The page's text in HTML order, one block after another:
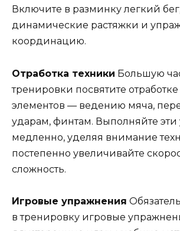
Включите в разминку легкий
динамические растяжки и
координацию.
Отработка техники Большую
тренировки посвятите
элементов — ведению мяча,
ударам, финтам. Выполняйте
медленно, уделяя внимание
постепенно увеличивайте
сложность.
Игровые упражнения
в тренировку игровые